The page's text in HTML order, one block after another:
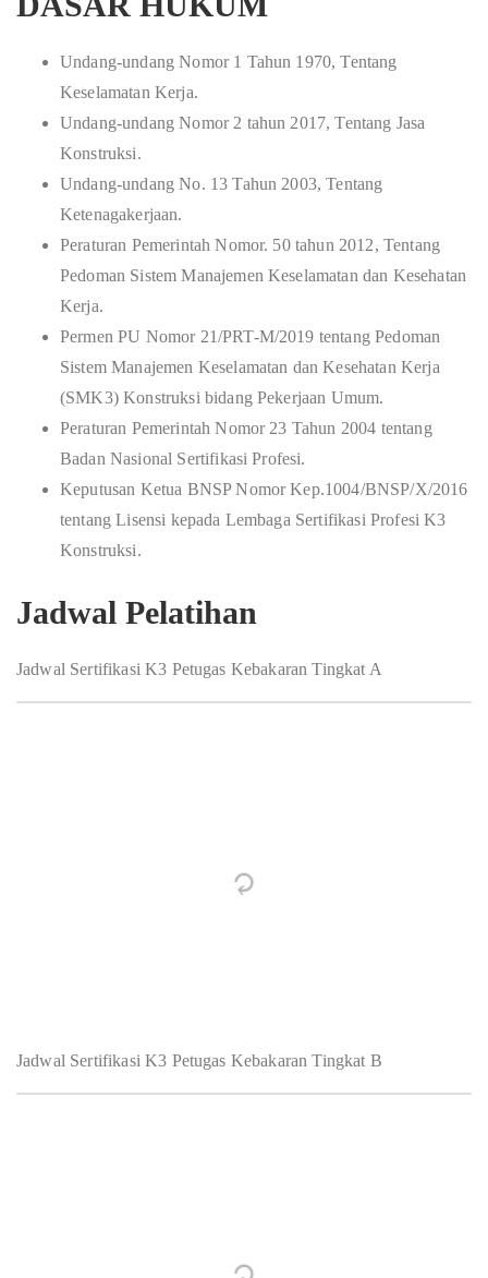
Undang-undang Nomor 1 Tahun 1970, Tentang
Keselamatan Kerja.
Undang-undang Nomor 2 tahun 2017, Tentang Jasa
Konstruksi.
Undang-undang No. 13 Tahun 2003, Tentang
Ketenagakerjaan.
Peraturan Pemerintah Nomor. 50 tahun 2012, Tentang
Pedoman Sistem Manajemen Keselamatan dan Kesehatan
Kerja.
Permen PU Nomor 21/PRT-M/2019 tentang Pedoman
Sistem Manajemen Keselamatan dan Kesehatan Kerja
(SMK3) Konstruksi bidang Pekerjaan Umum.
Peraturan Pemerintah Nomor 23 Tahun 2004 tentang
Badan Nasional Sertifikasi Profesi.
Keputusan Ketua BNSP Nomor Kep.1004/BNSP/X/2016
tentang Lisensi kepada Lembaga Sertifikasi Profesi K3
Konstruksi.
Jadwal Pelatihan
Jadwal Sertifikasi K3 Petugas Kebakaran Tingkat A
Jadwal Sertifikasi K3 Petugas Kebakaran Tingkat B